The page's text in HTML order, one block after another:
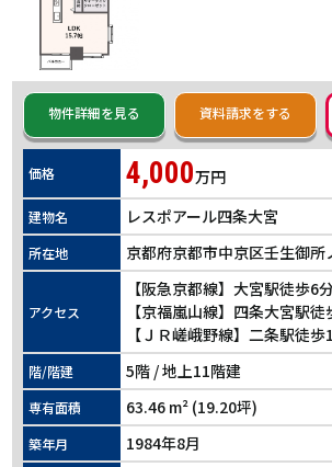
物件詳細を見る 資料請求をする
価格 4,000万円
建物名 レスポアール四条大宮
所在地 京都府京都市中京区壬生御所
アクセス
【阪急京都線】大宮駅徒歩6
【京福嵐山線】四条大宮駅徒
【ＪＲ嵯峨野線】二条駅徒歩
階/階建 5階 / 地上11階建
専有面積 63.46 m² (19.20坪)
築年月 1984年8月